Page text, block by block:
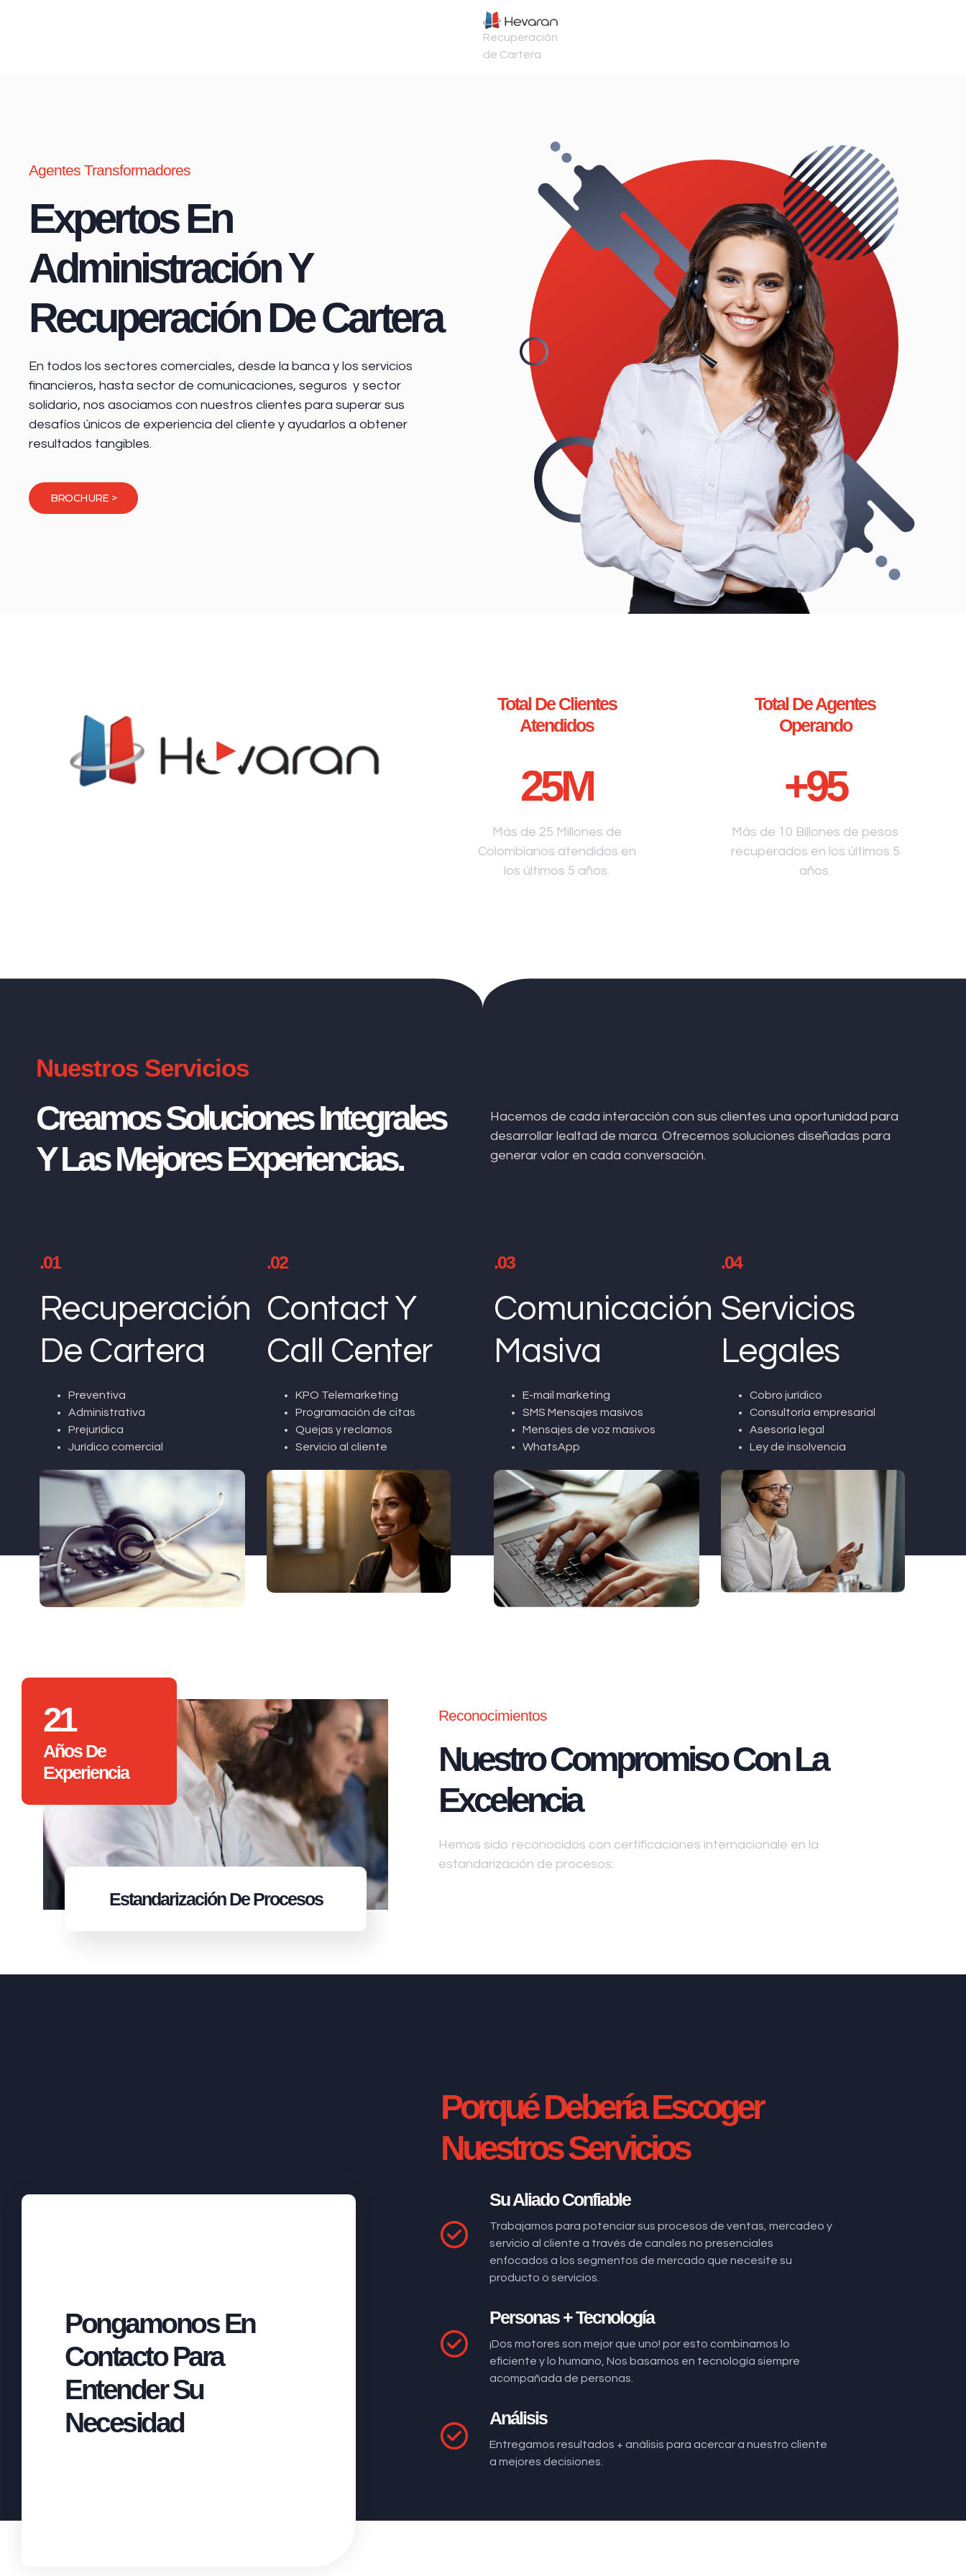
Recuperación
de Cartera
Agentes Transformadores
Expertos En
Administración Y
Recuperación De Cartera
En todos los sectores comerciales, desde la banca y los servicios
financieros, hasta sector de comunicaciones, seguros y sector
solidario, nos asociamos con nuestros clientes para superar sus
desafíos únicos de experiencia del cliente y ayudarlos a obtener
resultados tangibles.
BROCHURE >
Total De Clientes
Atendidos
25M
Más de 25 Millones de
Colombianos atendidos en
los últimos 5 años.
Total De Agentes
Operando
+95
Más de 10 Billones de pesos
recuperados en los últimos 5
años.
Nuestros Servicios
Creamos Soluciones Integrales
Y Las Mejores Experiencias.
Hacemos de cada interacción con sus clientes una oportunidad para
desarrollar lealtad de marca. Ofrecemos soluciones diseñadas para
generar valor en cada conversación.
.01
Recuperación
De Cartera
Preventiva
Administrativa
Prejurídica
Jurídico comercial
.02
Contact Y
Call Center
KPO Telemarketing
Programación de citas
Quejas y reclamos
Servicio al cliente
.03
Comunicación
Masiva
E-mail marketing
SMS Mensajes masivos
Mensajes de voz masivos
WhatsApp
.04
Servicios
Legales
Cobro jurídico
Consultoría empresarial
Asesoría legal
Ley de insolvencia
21
Años De
Experiencia
EstandarizaciónDe Procesos
Reconocimientos
Nuestro Compromiso Con La
Excelencia
Hemos sido reconocidos con certificaciones internacionale en la
estandarización de procesos:
Pongamonos En
Contacto Para
Entender Su
Necesidad
Porqué Debería Escoger
Nuestros Servicios
Su Aliado Confiable
Trabajamos para potenciar sus procesos de ventas, mercadeo y
servicio al cliente a través de canales no presenciales
enfocados a los segmentos de mercado que necesite su
producto o servicios.
Personas + Tecnología
¡Dos motores son mejor que uno! por esto combinamos lo
eficiente y lo humano, Nos basamos en tecnología siempre
acompañada de personas.
Análisis
Entregamos resultados + análisis para acercar a nuestro cliente
a mejores decisiones.